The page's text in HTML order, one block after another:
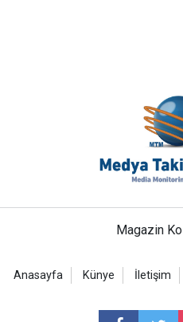
Magazin
Anasayfa Künye İletişim